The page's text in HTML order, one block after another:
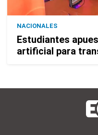
NACIONALES
Estudiantes
artificial para